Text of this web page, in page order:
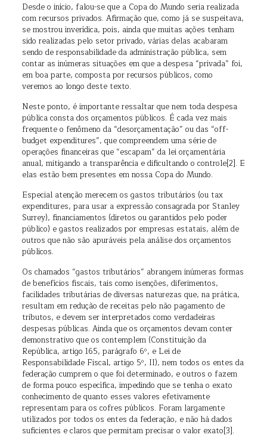
Desde o início, falou-se que a Copa do Mundo seria realizada
com recursos privados. Afirmação que, como já se suspeitava,
se mostrou inverídica, pois, ainda que muitas ações tenham
sido realizadas pelo setor privado, várias delas acabaram
sendo de responsabilidade da administração pública, sem
contar as inúmeras situações em que a despesa “privada” foi,
em boa parte, composta por recursos públicos, como
veremos ao longo deste texto.
Neste ponto, é importante ressaltar que nem toda despesa
pública consta dos orçamentos públicos. É cada vez mais
frequente o fenômeno da “desorçamentação” ou das “off-
budget expenditures”, que compreendem uma série de
operações financeiras que “escapam” da lei orçamentária
anual, mitigando a transparência e dificultando o controle[2]. E
elas estão bem presentes em nossa Copa do Mundo.
Especial atenção merecem os gastos tributários (ou tax
expenditures, para usar a expressão consagrada por Stanley
Surrey), financiamentos (diretos ou garantidos pelo poder
público) e gastos realizados por empresas estatais, além de
outros que não são apuráveis pela análise dos orçamentos
públicos.
Os chamados “gastos tributários” abrangem inúmeras formas
de benefícios fiscais, tais como isenções, diferimentos,
facilidades tributárias de diversas naturezas que, na prática,
resultam em redução de receitas pelo não pagamento de
tributos, e devem ser interpretados como verdadeiras
despesas públicas. Ainda que os orçamentos devam conter
demonstrativo que os contemplem (Constituição da
República, artigo 165, parágrafo 6º, e Lei de
Responsabilidade Fiscal, artigo 5º, II), nem todos os entes da
federação cumprem o que foi determinado, e outros o fazem
de forma pouco específica, impedindo que se tenha o exato
conhecimento de quanto esses valores efetivamente
representam para os cofres públicos. Foram largamente
utilizados por todos os entes da federação, e não há dados
suficientes e claros que permitam precisar o valor exato[3].